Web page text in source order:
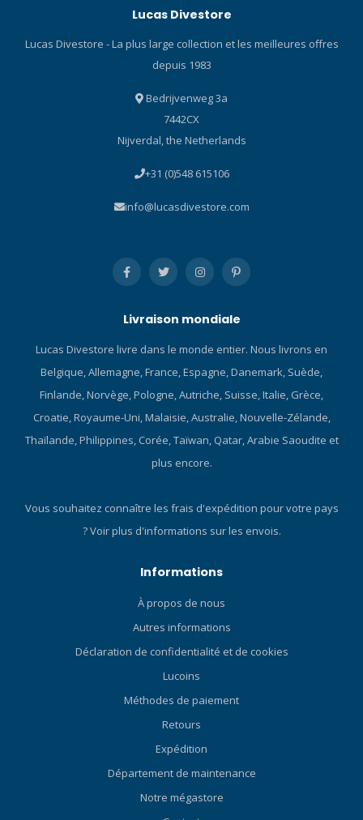
Lucas Divestore
Lucas Divestore - La plus large collection et les meilleures offres
depuis 1983
Bedrijvenweg 3a
7442CX
Nijverdal, the Netherlands
+31 (0)548 615106
info@lucasdivestore.com
Livraison mondiale
Lucas Divestore livre dans le monde entier. Nous livrons en
Belgique, Allemagne, France, Espagne, Danemark, Suède,
Finlande, Norvège, Pologne, Autriche, Suisse, Italie, Grèce,
Croatie, Royaume-Uni, Malaisie, Australie, Nouvelle-Zélande,
Thaïlande, Philippines, Corée, Taïwan, Qatar, Arabie Saoudite et
plus encore.
Vous souhaitez connaître les frais d'expédition pour votre pays
?Voir plus d'informations sur les envois.
Informations
À propos de nous
Autres informations
Déclaration de confidentialité et de cookies
Lucoins
Méthodes de paiement
Retours
Expédition
Département de maintenance
Notre mégastore